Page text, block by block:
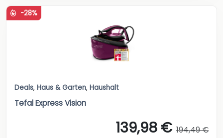
-28%
Deals, Haus & Garten, Haushalt
Tefal Express Vision
139,98 € 194,49 €